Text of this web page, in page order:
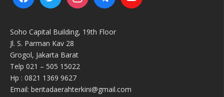
Soho Capital Building, 19th Floor
Jl. S. Parman Kav 28
Grogol, Jakarta Barat
Telp 021 – 505 15022
Hp : 0821 1369 9627
Email: beritadaerahterkini@gmail.com